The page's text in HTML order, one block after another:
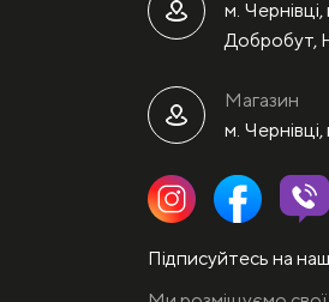
м.
Добробут,
Магазин
м.
Підписуйтесь на